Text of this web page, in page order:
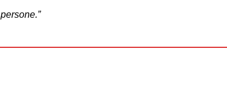
persone.”